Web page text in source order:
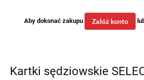
Aby dokonać zakupu Załóż konto
Kartki sędziowskie